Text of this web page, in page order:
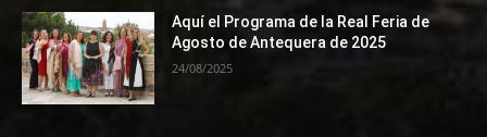
Aquí el Programa de la Real Feria de
Agosto de Antequera de 2025
24/08/2025